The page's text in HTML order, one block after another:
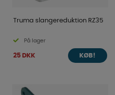
Truma slangereduktion RZ35
På lager
25 DKK KØB!